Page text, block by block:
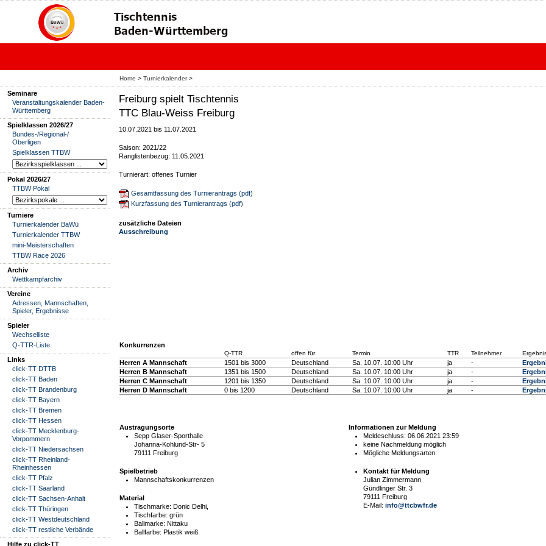
Home > Turnierkalender>
Seminare
Veranstaltungskalender Baden-
Württemberg
Spielklassen 2026/27
Bundes-/Regional-/
Oberligen
Spielklassen TTBW
Pokal 2026/27
TTBW Pokal
Turniere
Turnierkalender BaWü
Turnierkalender TTBW
mini-Meisterschaften
TTBW Race 2026
Archiv
Wettkampfarchiv
Vereine
Adressen, Mannschaften,
Spieler, Ergebnisse
Spieler
Wechselliste
Q-TTR-Liste
Links
click-TT DTTB
click-TT Baden
click-TT Brandenburg
click-TT Bayern
click-TT Bremen
click-TT Hessen
click-TT Mecklenburg-
Vorpommern
click-TT Niedersachsen
click-TT Rheinland-
Rheinhessen
click-TT Pfalz
click-TT Saarland
click-TT Sachsen-Anhalt
click-TT Thüringen
click-TT Westdeutschland
click-TT restliche Verbände
Hilfe zu click-TT
Freiburg spielt Tischtennis
TTC Blau-Weiss Freiburg
10.07.2021 bis 11.07.2021
Saison: 2021/22
Ranglistenbezug: 11.05.2021
Turnierart: offenes Turnier
Gesamtfassung des Turnierantrags (pdf)
Kurzfassung des Turnierantrags (pdf)
zusätzliche Dateien
Ausschreibung
Konkurrenzen
Q-TTR offen für Termin TTR Teilnehmer
Herren A Mannschaft 1501 bis 3000 Deutschland Sa. 10.07. 10:00 Uhr ja -
Herren B Mannschaft
1351 bis 1500 Deutschland Sa. 10.07. 10:00 Uhr ja -
Herren C Mannschaft
1201 bis 1350 Deutschland Sa. 10.07. 10:00 Uhr ja -
Herren D Mannschaft
0 bis 1200 Deutschland Sa. 10.07. 10:00 Uhr ja -
Austragungsorte
Sepp Glaser-Sporthalle
Johanna-Kohlund-Str- 5
79111 Freiburg
Spielbetrieb
Mannschaftskonkurrenzen
Material
Tischmarke: Donic Delhi,
Tischfarbe: grün
Ballmarke: Nittaku
Ballfarbe: Plastik weiß
Informationen zur Meldung
Meldeschluss: 06.06.2021 23:59
keine Nachmeldung möglich
Mögliche Meldungsarten:
Kontakt für Meldung
Julian Zimmermann
Gündlinger Str. 3
79111 Freiburg
E-Mail: info@ttcbwfr.de